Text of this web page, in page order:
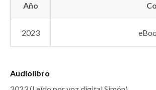
Año
2023
Audiolibro